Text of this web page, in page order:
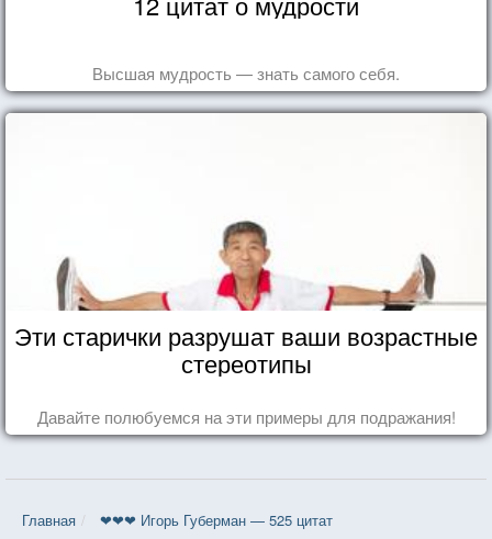
Высшая мудрость — знать самого себя.
Эти старички разрушат ваши возрастные
стереотипы
Давайте полюбуемся на эти примеры для подражания!
Главная ❤❤❤ Игорь Губерман — 525 цитат